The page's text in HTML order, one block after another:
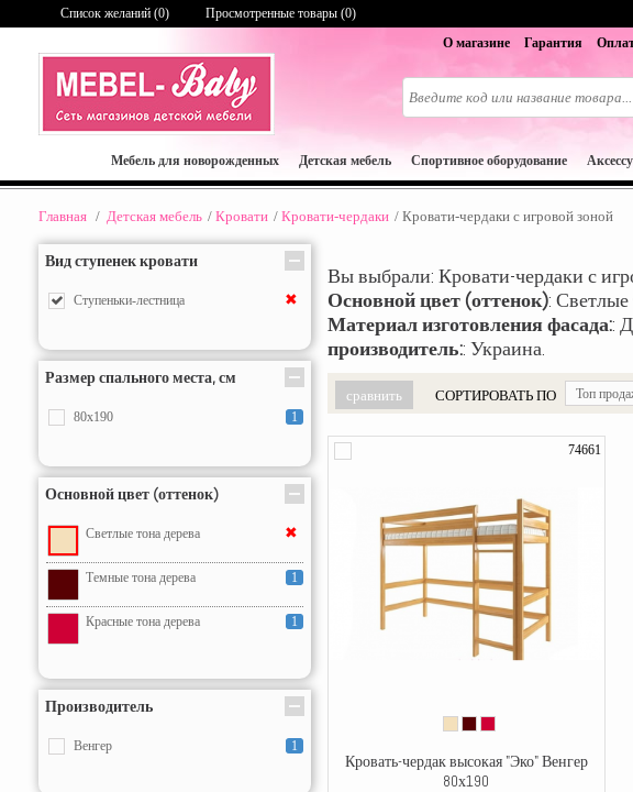
О магазине Гарантия
Список желаний (0) Просмотренные товары (0)
Мебель для новорожденных Детская мебель Спортивное оборудование
Главная / Детская мебель / Кровати / Кровати-чердаки / Кровати-чердаки с игровой зоной
Вид ступенек кровати
Ступеньки-лестница ✖
Размер спального места, см
80x190 1
Основной цвет (оттенок)
Светлые тона дерева ✖
Темные тона дерева 1
Красные тона дерева 1
Производитель
Венгер 1
Вы выбрали: Кровати-чердаки с
Основной цвет (оттенок): Светлые
Материал изготовления фасада::
производитель:: Украина.
СОРТИРОВАТЬ ПО Топ
74661
Кровать-чердак высокая "Эко" Венгер
80х190